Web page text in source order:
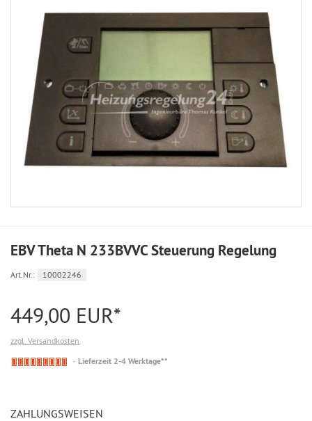
EBV Theta N 233BVVC Steuerung Regelung
Art.Nr.: 10002246
449,00 EUR*
zzgl. Versandkosten
Nicht
Lieferzeit 2-4 Werktage**
ZAHLUNGSWEISEN